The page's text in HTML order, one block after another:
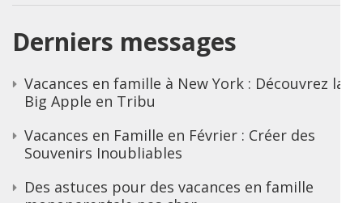
Derniers messages
Vacances en famille à New York : Découvrez la
Big Apple en Tribu
Vacances en Famille en Février : Créer des
Souvenirs Inoubliables
Des astuces pour des vacances en famille